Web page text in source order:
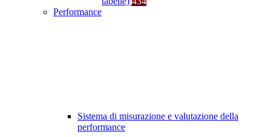
Performance
Sistema di misurazione e valutazione della
performance